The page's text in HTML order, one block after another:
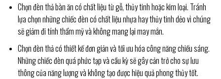
Chọn đèn thả bàn ăn có chất liệu từ gỗ, thủy tinh hoặc kim loại. Tránh
lựa chọn những chiếc đèn có chất liệu nhựa hay thủy tinh dẻo vì chúng
sẽ giảm đi tính thẩm mỹ và không mang lại may mắn.
Chọn đèn thả có thiết kế đơn giản và tối ưu hóa công năng chiếu sáng.
Những chiếc đèn quá phức tạp và cầu kỳ sẽ gây cản trở cho sự lưu
thông của năng lượng và không tạo được hiệu quả phong thủy tốt.